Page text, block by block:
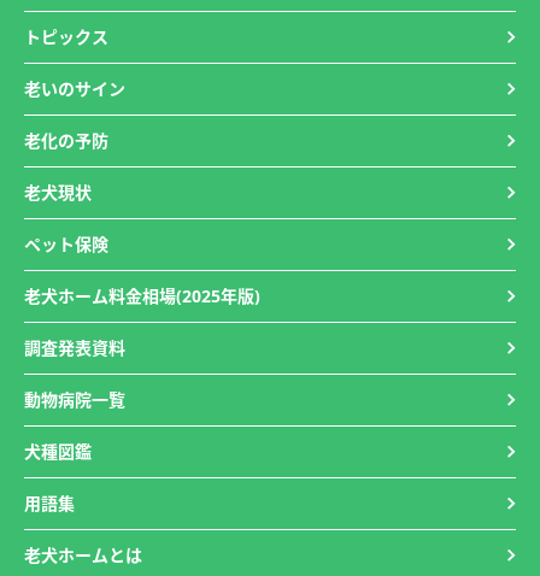
トピックス
老いのサイン
老化の予防
老犬現状
ペット保険
老犬ホーム料金相場(2025年版)
調査発表資料
動物病院一覧
犬種図鑑
用語集
老犬ホームとは